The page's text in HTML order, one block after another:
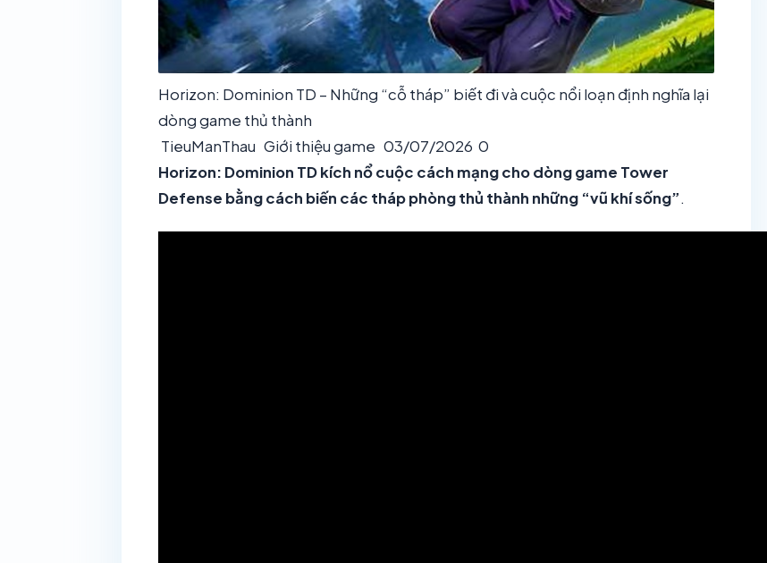
Horizon: Dominion TD – Những “cỗ tháp” biết đi và cuộc nổi loạn định nghĩa lại
dòng game thủ thành
TieuManThau Giới thiệu game 03/07/2026 0
Horizon: Dominion TD kích nổ cuộc cách mạng cho dòng game Tower
Defense bằng cách biến các tháp phòng thủ thành những “vũ khí sống”.